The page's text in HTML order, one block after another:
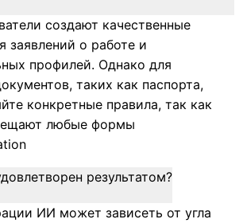
создают качественные
заявлений о работе и
профилей. Однако для
таких как паспорта,
конкретные правила, так как
любые формы
результатом?
ИИ может зависеть от угла